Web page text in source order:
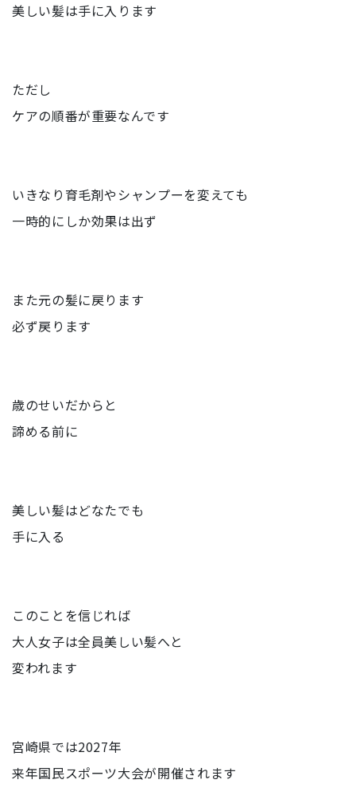
美しい髪は手に入ります
ただし
ケアの順番が重要なんです
いきなり育毛剤やシャンプーを変えても
一時的にしか効果は出ず
また元の髪に戻ります
必ず戻ります
歳のせいだからと
諦める前に
美しい髪はどなたでも
手に入る
このことを信じれば
大人女子は全員美しい髪へと
変われます
宮崎県では2027年
来年国民スポーツ大会が開催されます